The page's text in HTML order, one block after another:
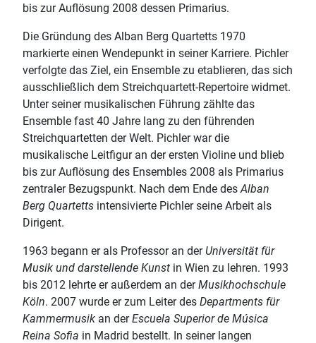
bis zur Auflösung 2008 dessen Primarius.
Die Gründung des Alban Berg Quartetts 1970
markierte einen Wendepunkt in seiner Karriere. Pichler
verfolgte das Ziel, ein Ensemble zu etablieren, das sich
ausschließlich dem Streichquartett-Repertoire widmet.
Unter seiner musikalischen Führung zählte das
Ensemble fast 40 Jahre lang zu den führenden
Streichquartetten der Welt. Pichler war die
musikalische Leitfigur an der ersten Violine und blieb
bis zur Auflösung des Ensembles 2008 als Primarius
zentraler Bezugspunkt. Nach dem Ende desAlban
Berg Quartetts intensivierte Pichler seine Arbeit als
Dirigent.
1963 begann er als Professor an derUniversität für
Musik und darstellende Kunst in Wien zu lehren. 1993
bis 2012 lehrte er außerdem an derMusikhochschule
Köln. 2007 wurde er zum Leiter des Departments für
Kammermusik an derEscuela Superior de Música
Reina Sofia in Madrid bestellt. In seiner langen